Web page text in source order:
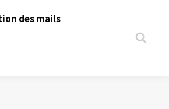
des mails
Search: